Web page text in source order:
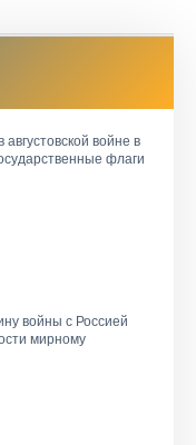
войне в
флаги
войны с Россией
мирному